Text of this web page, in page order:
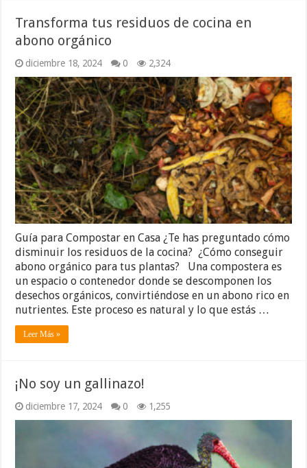
Transforma tus residuos de cocina en
abono orgánico
diciembre 18, 2024 0 2,324
Guía para Compostar en Casa ¿Te has preguntado cómo
disminuir los residuos de la cocina? ¿Cómo conseguir
abono orgánico para tus plantas? Una compostera es
un espacio o contenedor donde se descomponen los
desechos orgánicos, convirtiéndose en un abono rico en
nutrientes. Este proceso es natural y lo que estás …
Leer Más »
¡No soy un gallinazo!
diciembre 17, 2024 0 1,255